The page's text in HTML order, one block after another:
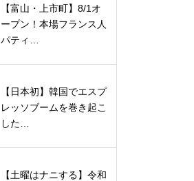
【富山・上市町】8/1オ
ープン！本場フランス人
パティ…
【日本初】韓国でエスプ
レッソブームを巻き起こ
した…
【土曜はナニする】令和